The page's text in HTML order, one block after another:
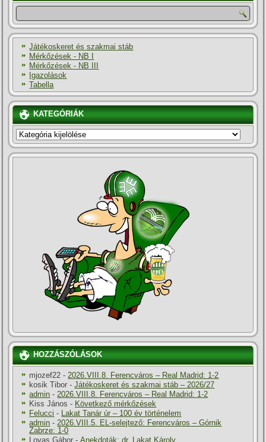
Játékoskeret és szakmai stáb
Mérkőzések - NB I
Mérkőzések - NB III
Igazolások
Tabella
KATEGÓRIÁK
KATEGÓRIÁK
HOZZÁSZÓLÁSOK
mjozef22 -2026.VIII.8. Ferencváros – Real Madrid: 1-2
kosik Tibor -Játékoskeret és szakmai stáb – 2026/27
admin -2026.VIII.8. Ferencváros – Real Madrid: 1-2
Kiss János - Következő mérkőzések
Felucci - Lakat Tanár úr – 100 év történelem
admin -2026.VIII.5. EL-selejtező: Ferencváros – Górnik
Zabrze: 1-0
Lovas Gábor -Anekdoták: dr. Lakat Károly